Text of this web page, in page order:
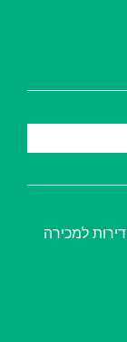
דירות למכירה